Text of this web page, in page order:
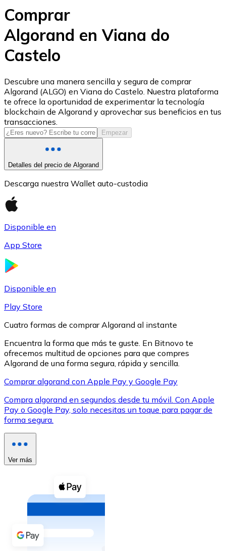
USD Coin
USDC
LTC
XRP
Ver todo
Compra criptomonedas con efectivo en tu tienda más
Comprar con efectivo
Transferencia SEPA
Añade fondos a tu cuenta Bitnovo o realiza compras
Tarjeta de crédito / débito
Comprar
Algorand en Viana do
Castelo
Descubre una manera sencilla y segura de comprar
Algorand (ALGO) en Viana do Castelo. Nuestra plataforma
te ofrece la oportunidad de experimentar la tecnología
blockchain de Algorand y aprovechar sus beneficios en tus
transacciones.
Empezar
Detalles del precio de Algorand
Descarga nuestra Wallet auto-custodia
Disponible en
App Store
Disponible en
Play Store
Cuatro formas de comprar Algorand al instante
Encuentra la forma que más te guste. En Bitnovo te
ofrecemos multitud de opciones para que compres
Algorand de una forma segura, rápida y sencilla.
Comprar algorand con Apple Pay y Google Pay
Compra algorand en segundos desde tu móvil. Con Apple
Pay o Google Pay, solo necesitas un toque para pagar de
forma segura.
Ver más